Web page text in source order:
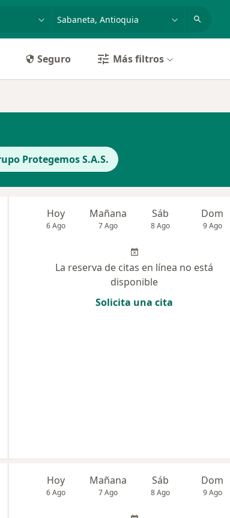
o nombre
Seguro Más filtros
Protegemos S.A.S.
Hoy
6 Ago
Mañana
7 Ago
Sáb
8 Ago
Dom
9 Ago
La reserva de citas en línea no está
disponible
Solicita una cita
Hoy
6 Ago
Mañana
7 Ago
Sáb
8 Ago
Dom
9 Ago